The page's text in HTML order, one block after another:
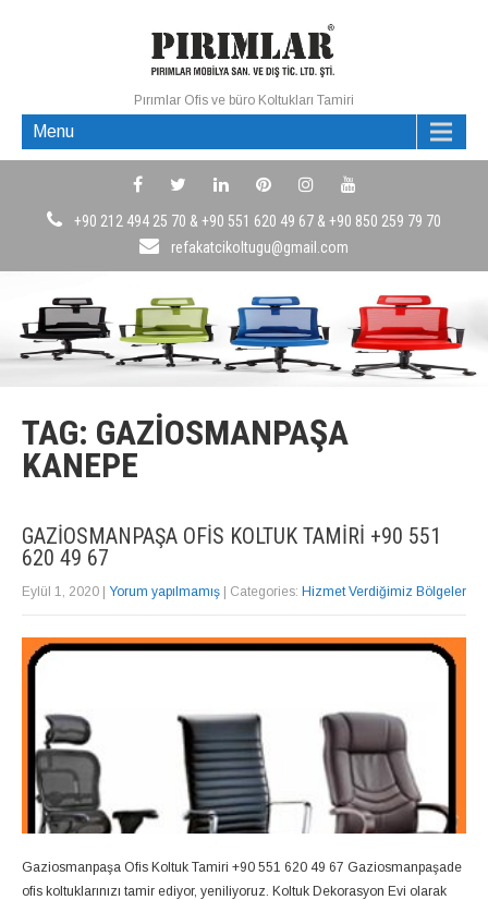
Pırımlar Ofis ve büro Koltukları Tamiri
Menu
+90 212 494 25 70 & +90 551 620 49 67 & +90 850 259 79 70
refakatcikoltugu@gmail.com
TAG: GAZIOSMANPAŞA
KANEPE
GAZIOSMANPAŞA OFIS KOLTUK TAMIRI +90 551
620 49 67
Eylül 1, 2020 | Yorum yapılmamış | Categories: Hizmet Verdiğimiz Bölgeler
Gaziosmanpaşa Ofis Koltuk Tamiri +90 551 620 49 67 Gaziosmanpaşade
ofis koltuklarınızı tamir ediyor, yeniliyoruz. Koltuk Dekorasyon Evi olarak